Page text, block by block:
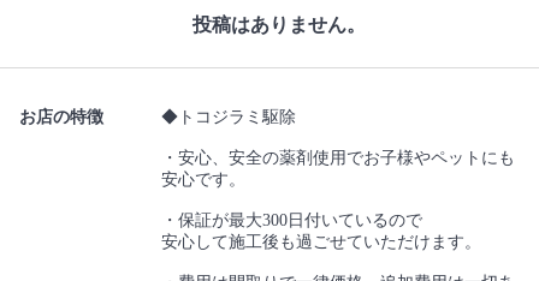
投稿はありません。
お店の特徴 ◆トコジラミ駆除
・安心、安全の薬剤使用でお子様やペットにも
安心です。
・保証が最大300日付いているので
安心して施工後も過ごせていただけます。